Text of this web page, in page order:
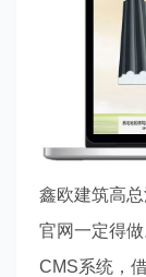
鑫欧建筑高
官网一定得
CMS系统，